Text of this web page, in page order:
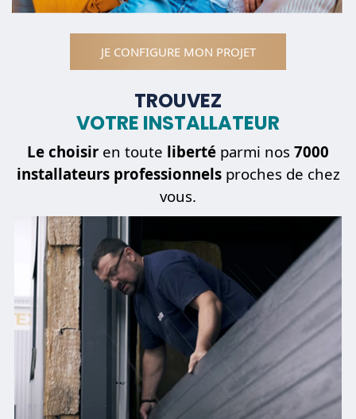
REVENIR À L'ÉTAPE PRÉCÉDENTE
JE CONFIGURE MON PROJET
TROUVEZ
VOTRE INSTALLATEUR
Le choisir en toute liberté parmi nos 7000
installateurs professionnelsproches de chez
vous.